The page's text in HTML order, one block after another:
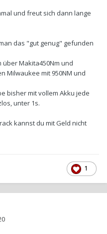
und freut sich dann lange
das "gut genug" gefunden
über Makita450Nm und
Milwaukee mit 950NM und
bisher mit vollem Akku jede
unter 1s.
kannst du mit Geld nicht
1